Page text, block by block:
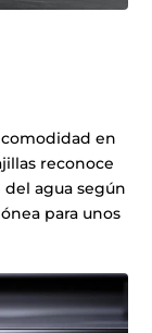
comodidad en
reconoce
agua según
para unos